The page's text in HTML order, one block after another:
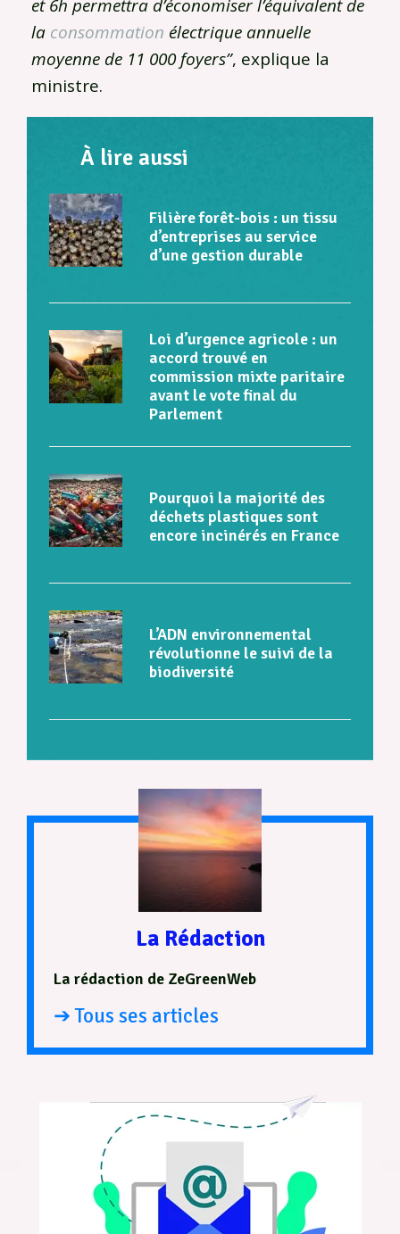
et 6h permettra d’économiser l’équivalent de
la consommation électrique annuelle
moyenne de 11 000 foyers”, explique la
ministre.
À lire aussi
Filière forêt-bois : un tissu
d’entreprises au service
d’une gestion durable
Loi d’urgence agricole : un
accord trouvé en
commission mixte paritaire
avant le vote final du
Parlement
Pourquoi la majorité des
déchets plastiques sont
encore incinérés en France
L’ADN environnemental
révolutionne le suivi de la
biodiversité
La Rédaction
La rédaction de ZeGreenWeb
➔ Tous ses articles